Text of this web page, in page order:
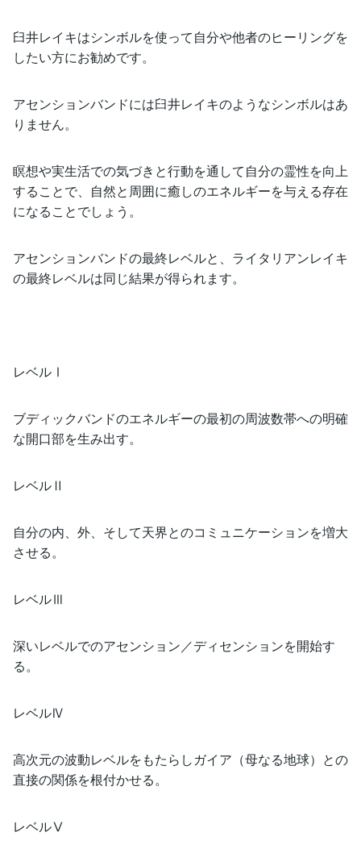
臼井レイキはシンボルを使って自分や他者のヒーリングを
したい方にお勧めです。
アセンションバンドには臼井レイキのようなシンボルはあ
りません。
瞑想や実生活での気づきと行動を通して自分の霊性を向上
することで、自然と周囲に癒しのエネルギーを与える存在
になることでしょう。
アセンションバンドの最終レベルと、ライタリアンレイキ
の最終レベルは同じ結果が得られます。
レベルⅠ
ブディックバンドのエネルギーの最初の周波数帯への明確
な開口部を生み出す。
レベルⅡ
自分の内、外、そして天界とのコミュニケーションを増大
させる。
レベルⅢ
深いレベルでのアセンション／ディセンションを開始す
る。
レベルⅣ
高次元の波動レベルをもたらしガイア（母なる地球）との
直接の関係を根付かせる。
レベルⅤ